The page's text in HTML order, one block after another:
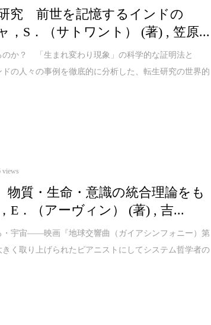
究 前世を記憶するインドの
S．（サトワント） (著) , 笠原...
のか？ 「生まれ変わり現象」の科学的な証明法と
の人々の事例を徹底的に分析した、転生研究の世界的
views
質・生命・意識の統合理論をも
．（アーヴィン） (著) , 吉...
・宇宙――映画『地球交響曲（ガイアシンフォニー）第
く取り上げられたピアニストにしてシステム哲学者の